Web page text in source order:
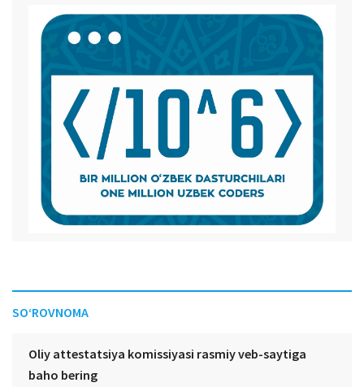
SO‘ROVNOMA
Oliy attestatsiya komissiyasi rasmiy veb-saytiga
baho bering